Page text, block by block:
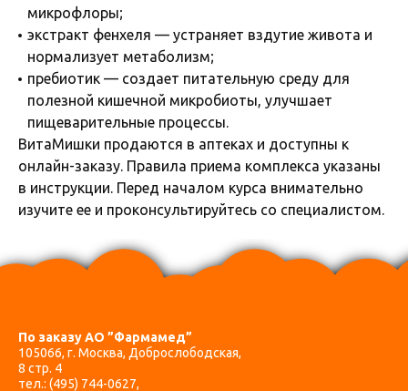
микрофлоры;
экстракт фенхеля — устраняет вздутие живота и
нормализует метаболизм;
пребиотик — создает питательную среду для
полезной кишечной микробиоты, улучшает
пищеварительные процессы.
ВитаМишки продаются в аптеках и доступны к
онлайн-заказу. Правила приема комплекса указаны
в инструкции. Перед началом курса внимательно
изучите ее и проконсультируйтесь со специалистом.
По заказу АО ”Фармамед”
105066, г. Москва, Доброслободская,
8 стр. 4
тел.: (495) 744-0627,